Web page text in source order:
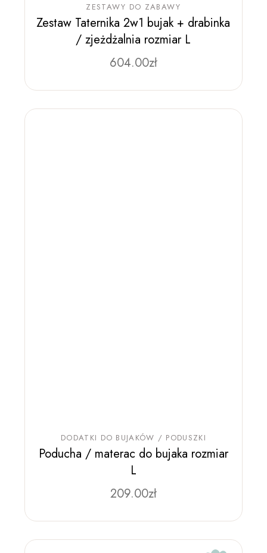
ZESTAWY DO ZABAWY
Zestaw Taternika 2w1 bujak + drabinka
/ zjeżdżalnia rozmiar L
604.00zł
DODATKI DO BUJAKÓW / PODUSZKI
Poducha / materac do bujaka rozmiar
L
209.00zł